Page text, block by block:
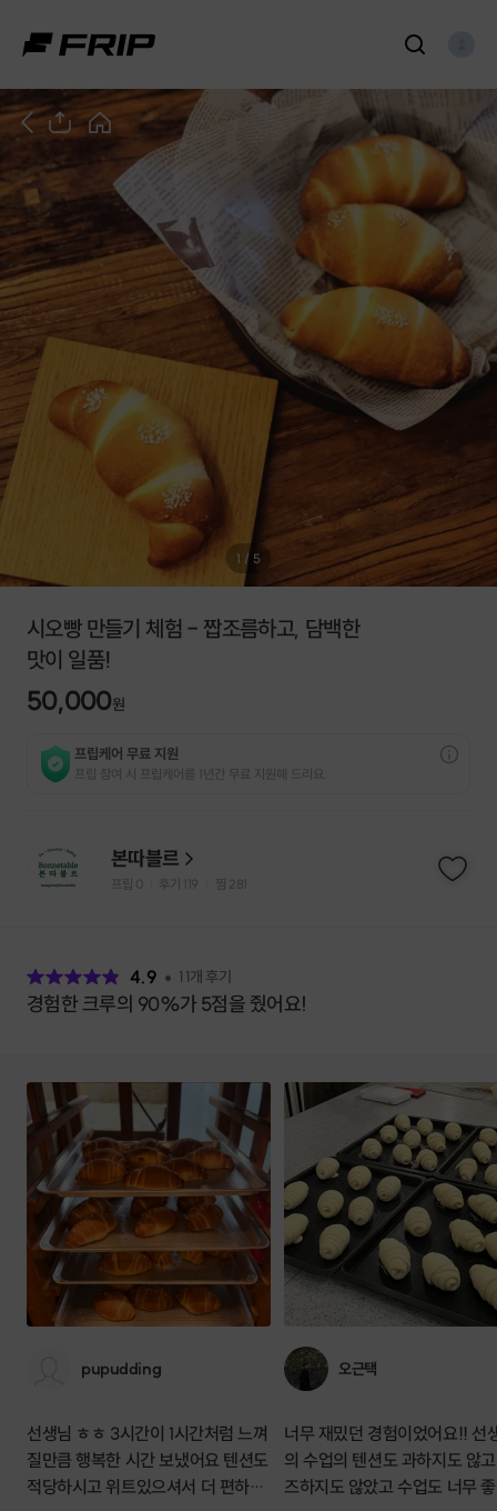
1 / 5
시오빵 만들기 체험 - 짭조름하고, 담백한
맛이 일품!
50,000원
프립케어 무료 지원
프립 참여 시 프립케어를 1년간 무료 지원해 드리요.
본따블르
프립 0 후기 119 찜 281
4.9 11개 후기
경험한 크루의 90%가 5점을 줬어요!
pupudding
선생님 ㅎㅎ 3시간이 1시간처럼 느껴
질만큼 행복한 시간 보냈어요 텐션도
적당하시고 위트있으셔서 더 편하고
오근택
너무 재밌던 경험이었어요!! 선
의 수업의 텐션도 과하지도 않
즈하지도 않았고 수업도 너무